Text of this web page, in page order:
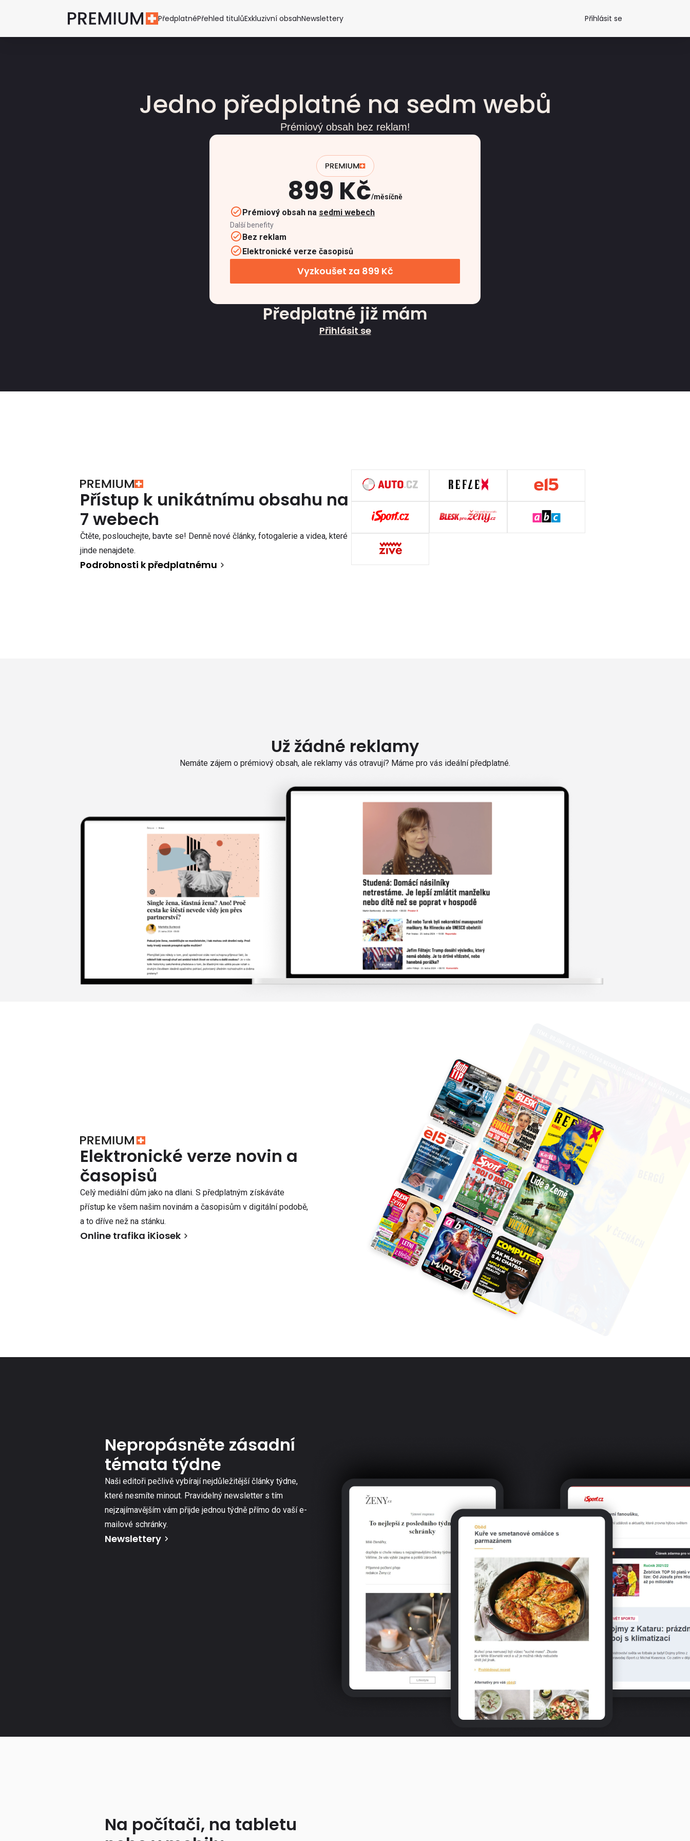
PředplatnéPřehled titulůExkluzivní obsahNewslettery Přihlásit se
Jedno předplatné na sedm webů
Prémiový obsah bez reklam!
899 Kč měsíčně
Prémiový obsah na sedmi webech
Další benefity
Bez reklam
Elektronické verze časopisů
Vyzkoušet za 899 Kč
Předplatné již mám
Přihlásit se
Přístup k unikátnímu obsahu na
7 webech
Čtěte, poslouchejte, bavte se! Denně nové články, fotogalerie a videa, které
jinde nenajdete.
Podrobnosti k předplatnému
Už žádné reklamy
Nemáte zájem o prémiový obsah, ale reklamy vás otravují? Máme pro vás ideální předplatné.
Elektronické verze novin a
časopisů
Celý mediální dům jako na dlani. S předplatným získáváte
přístup ke všem našim novinám a časopisům v digitální podobě,
a to dříve než na stánku.
Online trafika iKiosek
Nepropásněte zásadní
témata týdne
Naši editoři pečlivě vybírají nejdůležitější články týdne,
které nesmíte minout. Pravidelný newsletter s tím
nejzajímavějším vám přijde jednou týdně přímo do vaší e-
mailové schránky.
Newslettery
Na počítači, na tabletu